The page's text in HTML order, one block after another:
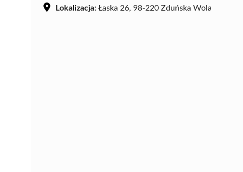
Lokalizacja: Łaska 26, 98-220 Zduńska Wola